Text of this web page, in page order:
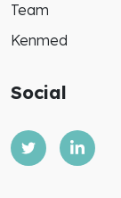
Team
Kenmed
Social